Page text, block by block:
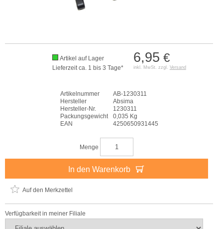
6,95 €
inkl. MwSt. zzgl. Versand
Artikel auf Lager
Lieferzeit ca. 1 bis 3 Tage*
Artikelnummer
AB-1230311
Hersteller
Absima
Hersteller-Nr.
1230311
Packungsgewicht
0,035 Kg
EAN
4250650931445
Menge
In den Warenkorb
Auf den Merkzettel
Verfügbarkeit in meiner Filiale